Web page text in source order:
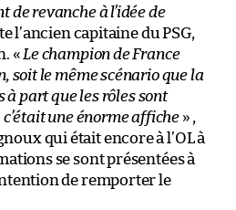
de revanche à l’idée de
l’ancien capitaine du PSG,
« Le champion de France
soit le même scénario que la
à part que les rôles sont
une énorme affiche » ,
qui était encore à l’OL à
se sont présentées à
de remporter le